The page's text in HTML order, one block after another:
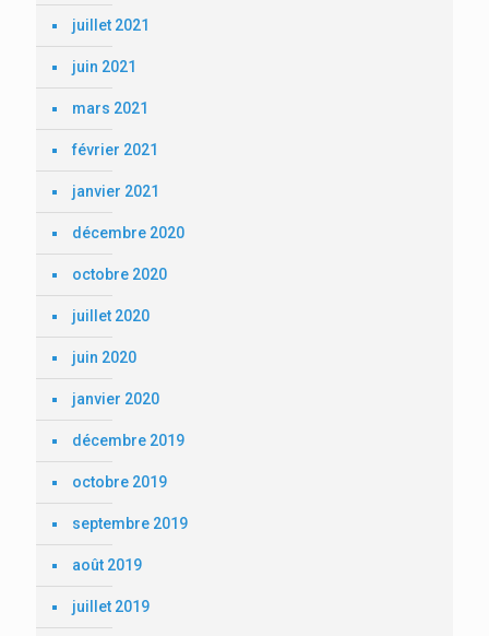
juillet 2021
juin 2021
mars 2021
février 2021
janvier 2021
décembre 2020
octobre 2020
juillet 2020
juin 2020
janvier 2020
décembre 2019
octobre 2019
septembre 2019
août 2019
juillet 2019